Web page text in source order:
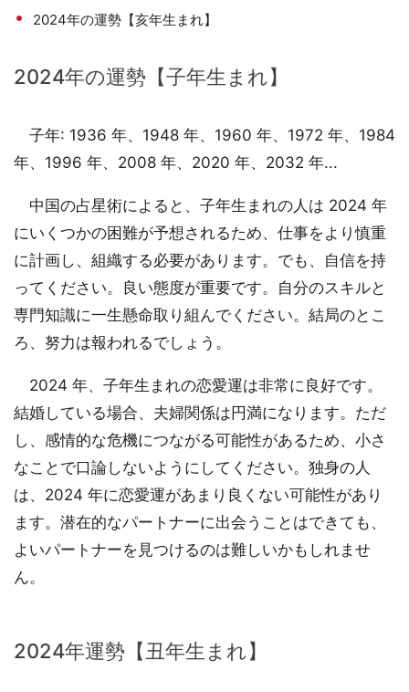
2024年の運勢【亥年生まれ】
2024年の運勢【子年生まれ】
子年: 1936 年、1948 年、1960 年、1972 年、1984
年、1996 年、2008 年、2020 年、2032 年...
中国の占星術によると、子年生まれの人は 2024 年
にいくつかの困難が予想されるため、仕事をより慎重
に計画し、組織する必要があります。でも、自信を持
ってください。良い態度が重要です。自分のスキルと
専門知識に一生懸命取り組んでください。結局のとこ
ろ、努力は報われるでしょう。
2024 年、子年生まれの恋愛運は非常に良好です。
結婚している場合、夫婦関係は円満になります。ただ
し、感情的な危機につながる可能性があるため、小さ
なことで口論しないようにしてください。独身の人
は、2024 年に恋愛運があまり良くない可能性があり
ます。潜在的なパートナーに出会うことはできても、
よいパートナーを見つけるのは難しいかもしれませ
ん。
2024年運勢【丑年生まれ】